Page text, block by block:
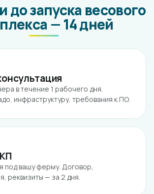
до запуска весового
— 14 дней
в течение 1 рабочего дня.
инфраструктуру, требования к ПО.
под вашу ферму. Договор,
реквизиты — за 2 дня.